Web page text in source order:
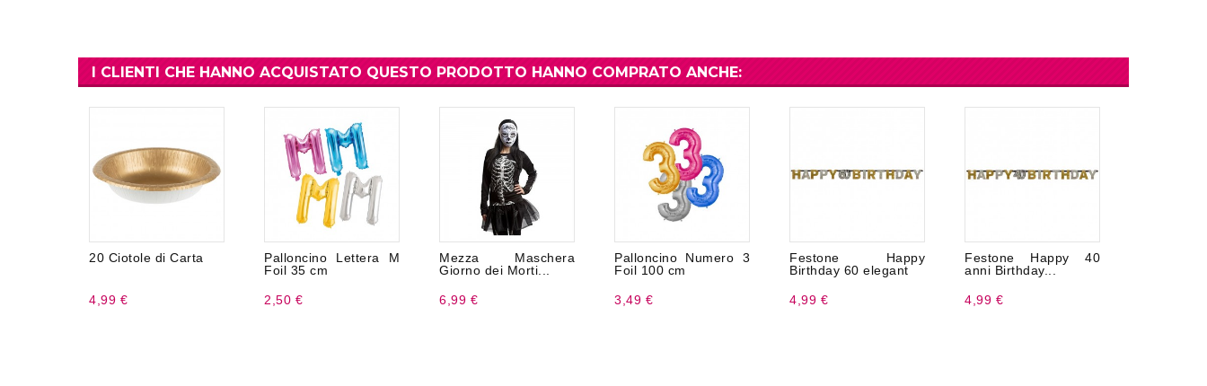
I CLIENTI CHE HANNO ACQUISTATO QUESTO PRODOTTO HANNO COMPRATO ANCHE:
20 Ciotole di Carta
4,99 €
Palloncino Lettera M
Foil 35 cm
2,50 €
Mezza Maschera
Giorno dei Morti...
6,99 €
Palloncino Numero 3
Foil 100 cm
3,49 €
Festone Happy
Birthday 60 elegant
4,99 €
Festone Happy 40
anni Birthday...
4,99 €